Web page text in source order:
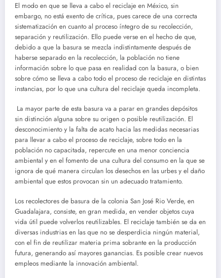
El modo en que se lleva a cabo el reciclaje en México, sin
embargo, no está exento de crítica, pues carece de una correcta
sistematización en cuanto al proceso íntegro de su recolección,
separación y reutilización. Ello puede verse en el hecho de que,
debido a que la basura se mezcla indistintamente después de
haberse separado en la recolección, la población no tiene
información sobre lo que pasa en realidad con la basura, o bien
sobre cómo se lleva a cabo todo el proceso de reciclaje en distintas
instancias, por lo que una cultura del reciclaje queda incompleta.
La mayor parte de esta basura va a parar en grandes depósitos
sin distinción alguna sobre su origen o posible reutilización. El
desconocimiento y la falta de acato hacia las medidas necesarias
para llevar a cabo el proceso de reciclaje, sobre todo en la
población no capacitada, repercute en una menor conciencia
ambiental y en el fomento de una cultura del consumo en la que se
ignora de qué manera circulan los desechos en las urbes y el daño
ambiental que estos provocan sin un adecuado tratamiento.
Los recolectores de basura de la colonia San José Rio Verde, en
Guadalajara, consiste, en gran medida, en vender objetos cuya
vida útil puede volverlos reutilizables. El reciclaje también se da en
diversas industrias en las que no se desperdicia ningún material,
con el fin de reutilizar materia prima sobrante en la producción
futura, generando así mayores ganancias. Es posible crear nuevos
empleos mediante la innovación ambiental.